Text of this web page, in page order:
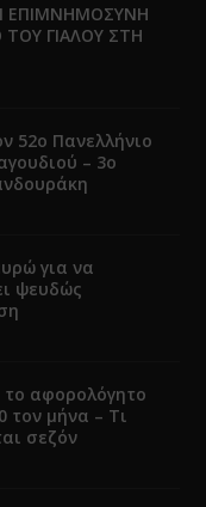
ΕΠΙΜΝΗΜΟΣΥΝΗ
ΓΙΑΛΟΥ ΣΤΗ
52ο Πανελλήνιο
– 3ο
για να
ψευδώς
αφορολόγητο
τον μήνα – Τι
σεζόν